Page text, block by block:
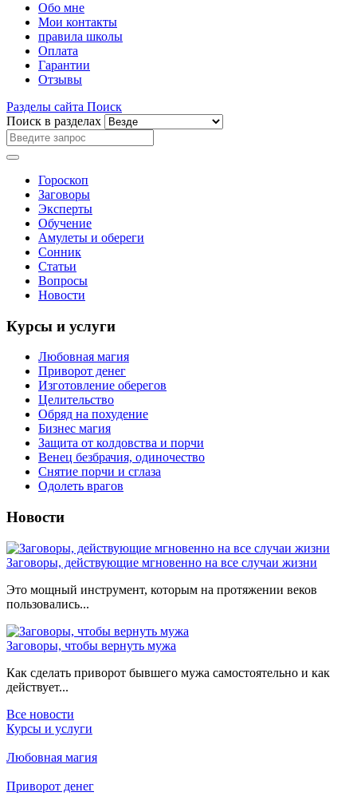
Обо мне
Мои контакты
правила школы
Оплата
Гарантии
Отзывы
Разделы сайта Поиск
Поиск в разделах
Гороскоп
Заговоры
Эксперты
Обучение
Амулеты и обереги
Сонник
Статьи
Вопросы
Новости
Курсы и услуги
Любовная магия
Приворот денег
Изготовление оберегов
Целительство
Обряд на похудение
Бизнес магия
Защита от колдовства и порчи
Венец безбрачия, одиночество
Снятие порчи и сглаза
Одолеть врагов
Новости
Заговоры, действующие мгновенно на все случаи жизни
Это мощный инструмент, которым на протяжении веков
пользовались...
Заговоры, чтобы вернуть мужа
Как сделать приворот бывшего мужа самостоятельно и как
действует...
Все новости
Курсы и услуги
Любовная магия
Приворот денег